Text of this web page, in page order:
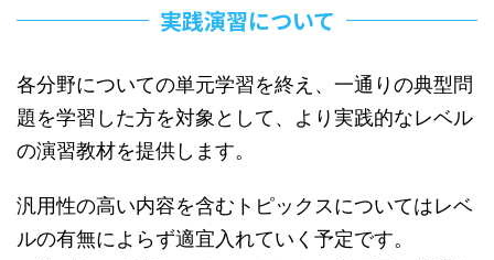
実践演習について
各分野についての単元学習を終え、一通りの典型問
題を学習した方を対象として、より実践的なレベル
の演習教材を提供します。
汎用性の高い内容を含むトピックスについてはレベ
ルの有無によらず適宜入れていく予定です。